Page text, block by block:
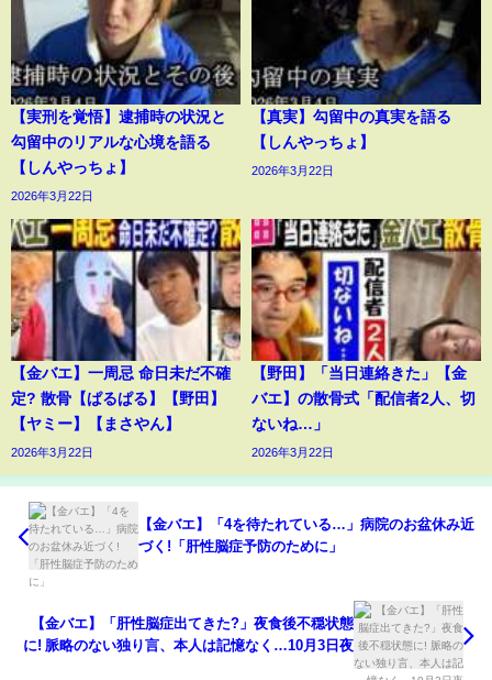
【実刑を覚悟】逮捕時の状況と
勾留中のリアルな心境を語る
【しんやっちょ】
2026年3月22日
【真実】勾留中の真実を語る
【しんやっちょ】
2026年3月22日
【金バエ】一周忌 命日未だ不確
定? 散骨【ぱるぱる】【野田】
【ヤミー】【まさやん】
2026年3月22日
【野田】「当日連絡きた」【金
バエ】の散骨式「配信者2人、切
ないね…」
2026年3月22日
【金バエ】「4を待たれている…」病院のお盆休み近
づく!「肝性脳症予防のために」
【金バエ】「肝性脳症出てきた?」夜食後不穏状態
に! 脈略のない独り言、本人は記憶なく…10月3日夜